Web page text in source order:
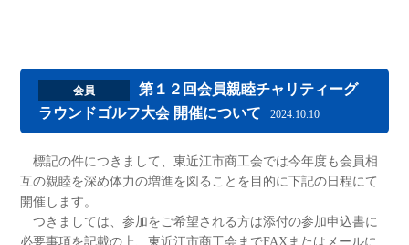
会員
第１２回会員親睦チャリティーグ
ラウンドゴルフ大会 開催について
2024.10.10
標記の件につきまして、東近江市商工会では今年度も会員相
互の親睦を深め体力の増進を図ることを目的に下記の日程にて
開催します。
つきましては、参加をご希望される方は添付の参加申込書に
必要事項を記載の上、東近江市商工会までFAXまたはメールに